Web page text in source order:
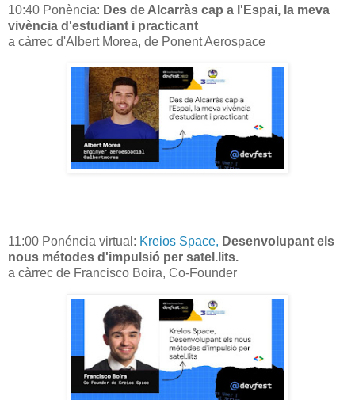
10:40 Ponència: Des de Alcarràs cap a l'Espai, la meva
vivència d'estudiant i practicant
a càrrec d'Albert Morea, de Ponent Aerospace
11:00 Ponéncia virtual: Kreios Space, Desenvolupant els
nous métodes d'impulsió per satel.lits.
a càrrec de Francisco Boira, Co-Founder